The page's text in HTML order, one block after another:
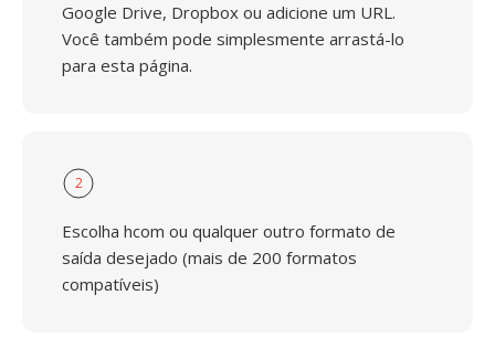
Google Drive, Dropbox ou adicione um URL.
Você também pode simplesmente arrastá-lo
para esta página.
2
Escolha hcom ou qualquer outro formato de
saída desejado (mais de 200 formatos
compatíveis)